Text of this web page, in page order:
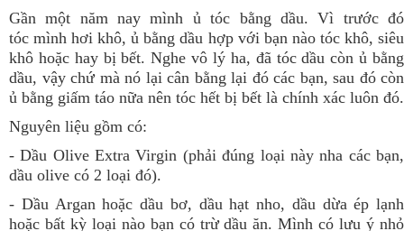
Gần một năm nay mình ủ tóc bằng dầu. Vì trước đó
tócmình hơi khô, ủ bằng dầu hợp với bạn nào tóc khô, siêu
khô hoặc hay bị bết. Nghe vô lý ha, đã tóc dầu còn ủ bằng
dầu, vậy chứ mà nó lại cân bằng lại đó các bạn, sau đó còn
ủ bằng giấm táo nữa nên tóc hết bị bết là chính xác luôn đó.
Nguyên liệu gồm có:
- Dầu Olive Extra Virgin (phải đúng loại này nha các bạn,
dầu olive có 2 loại đó).
- Dầu Argan hoặc dầu bơ, dầu hạt nho, dầu dừa ép lạnh
hoặc bất kỳ loại nào bạn có trừ dầu ăn. Mình có lưu ý nhỏ